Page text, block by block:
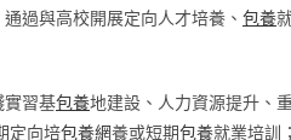
過與高校開展定向人才培養、 包養
實習基包養地建設、人力資源提升、
定向培包養網養或短期包養就業培訓